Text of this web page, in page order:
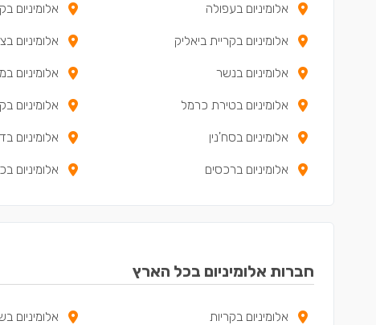
אלומיניום בעפולה אלומיניום
אלומיניום בקריית ביאליק אלומיניום
אלומיניום בנשר אלומיניום
אלומיניום בטירת כרמל אלומיניום
אלומיניום בסח'נין אלומיניום
אלומיניום ברכסים אלומיניום
חברות אלומיניום בכל הארץ
אלומיניום בקריות אלומיניום